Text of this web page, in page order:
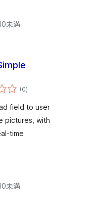
未満
(0個
の
価
)
field to user
pictures, with
time
未満